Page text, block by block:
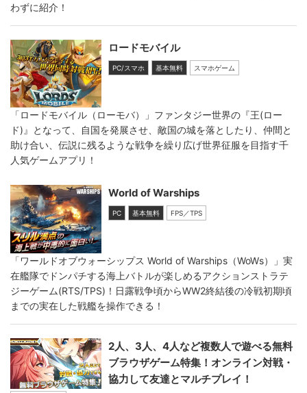
わずに紹介！
ロードモバイル
PC/スマホ 基本無料 スマホゲーム
「ロードモバイル（ローモバ）」ファンタジー世界の『王(ロー
ド)』となって、自国を発展させ、敵国の城を落としたり、仲間と
助け合い、伝説に残るような戦争を繰り広げ世界征服を目指す千
人気ゲームアプリ！
World of Warships
PC 基本無料 FPS／TPS
「ワールドオブウォーシップス World of Warships（WoWs）」実
在艦隊でドンパチする海上バトルが楽しめるアクションストラテ
ジーゲーム(RTS/TPS)！日露戦争頃からWW2終結後の冷戦初期頃
までの実在した戦艦を操作できる！
2人、3人、4人など複数人で遊べる無料
ブラウザゲーム特集！オンライン対戦・
協力して友達とマルチプレイ！